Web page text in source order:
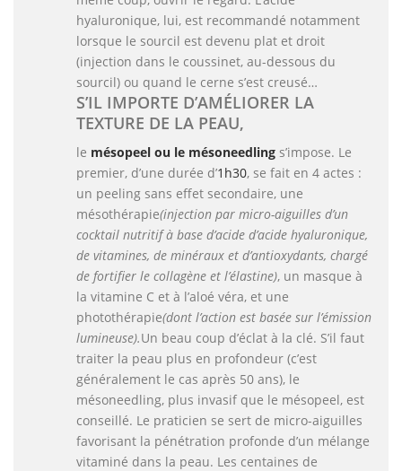
hyaluronique, lui, est recommandé notamment
lorsque le sourcil est devenu plat et droit
(injection dans le coussinet, au-dessous du
sourcil) ou quand le cerne s’est creusé…
S’IL IMPORTE D’AMÉLIORER LA
TEXTURE DE LA PEAU,
le mésopeel ou le mésoneedling s’impose. Le
premier, d’une durée d’1h30, se fait en 4 actes :
un peeling sans effet secondaire, une
mésothérapie(injection par micro-aiguilles d’un
cocktail nutritif à base d’acide d’acide hyaluronique,
de vitamines, de minéraux et d’antioxydants, chargé
de fortifier le collagène et l’élastine), un masque à
la vitamine C et à l’aloé véra, et une
photothérapie(dont l’action est basée sur l’émission
lumineuse).Un beau coup d’éclat à la clé. S’il faut
traiter la peau plus en profondeur (c’est
généralement le cas après 50 ans), le
mésoneedling, plus invasif que le mésopeel, est
conseillé. Le praticien se sert de micro-aiguilles
favorisant la pénétration profonde d’un mélange
vitaminé dans la peau. Les centaines de